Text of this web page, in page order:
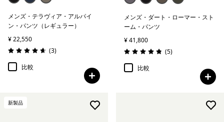
メンズ・テラヴィア・アルパイ
ン・パンツ（レギュラー）
¥ 22,550
評価: 4.7 / 5
(3レビュー
)
比較
メンズ・ダート・ローマー・スト
ーム・パンツ
¥ 41,800
評価: 4.8 / 5
(5レビュー
)
比較
新製品